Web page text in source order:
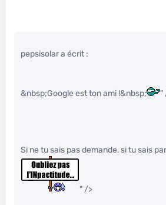
pepsisolar a écrit :
&nbsp;Google est ton ami !&nbsp; "
Si ne tu sais pas demande, si tu sais
" />